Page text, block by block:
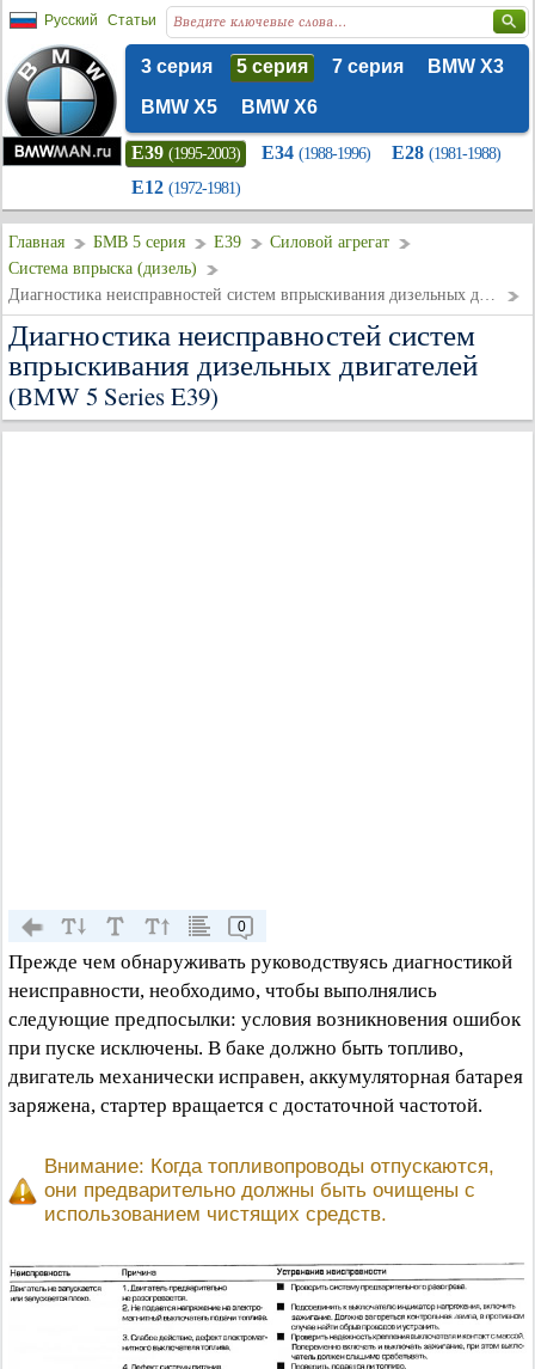
Русский Статьи
3 серия 5 серия 7 серия
BMW X3
BMW X5
BMW X6
E39 (1995-2003) E34 (1988-1996) E28 (1981-1988)
E12 (1972-1981)
Главная БМВ 5 серия E39
Силовой агрегат
Система впрыска (дизель)
Диагностика неисправностей систем впрыскивания дизельных двигателей
Диагностика неисправностей систем
впрыскивания дизельных двигателей
(BMW 5 Series E39)
0
Прежде чем обнаруживать руководствуясь диагностикой
неисправности, необходимо, чтобы выполнялись
следующие предпосылки: условия возникновения ошибок
при пуске исключены. В баке должно быть топливо,
двигатель механически исправен, аккумуляторная батарея
заряжена, стартер вращается с достаточной частотой.
Внимание: Когда топливопроводы отпускаются,
они предварительно должны быть очищены с
использованием чистящих средств.